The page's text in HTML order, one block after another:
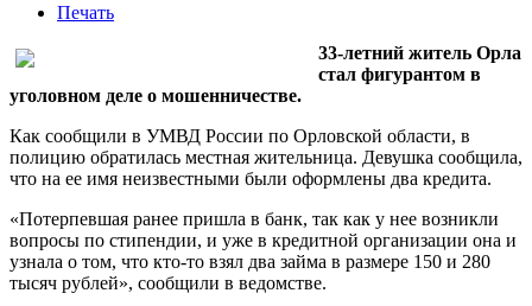
Печать
33-летний житель Орла
стал фигурантом в
уголовном деле о мошенничестве.
Как сообщили в УМВД России по Орловской области, в
полицию обратилась местная жительница. Девушка сообщила,
что на ее имя неизвестными были оформлены два кредита.
«Потерпевшая ранее пришла в банк, так как у нее возникли
вопросы по стипендии, и уже в кредитной организации она и
узнала о том, что кто-то взял два займа в размере 150 и 280
тысяч рублей», сообщили в ведомстве.